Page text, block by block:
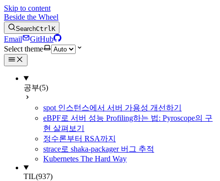
Skip to content
Beside the Wheel
SearchCtrlK
Email
GitHub
Select theme
공부(5)
spot 인스턴스에서 서버 가용성 개선하기
eBPF로 서버 성능 Profiling하는 법: Pyroscope의 구
현 살펴보기
정수론부터 RSA까지
strace로 shaka-packager 버그 추적
Kubernetes The Hard Way
TIL(937)